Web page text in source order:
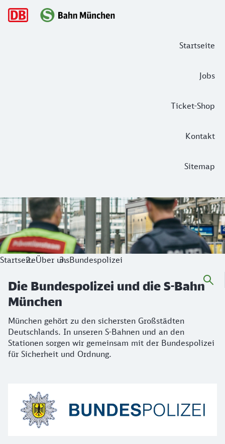
Startseite
Jobs
Ticket-Shop
Kontakt
Sitemap
Hauptnavigation
Die Bundespolizei und die S-Bahn
München gehört zu den sichersten Großstädten
StartseiteÜber unsBundespolizei
Die Bundespolizei und die S-Bahn
München
München gehört zu den sichersten Großstädten
Deutschlands. In unseren S-Bahnen und an den
Stationen sorgen wir gemeinsam mit der Bundespolizei
für Sicherheit und Ordnung.